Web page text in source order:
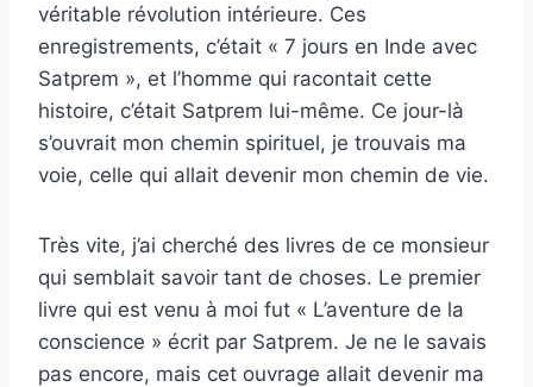
véritable révolution intérieure. Ces
enregistrements, c’était « 7 jours en Inde avec
Satprem », et l’homme qui racontait cette
histoire, c’était Satprem lui-même. Ce jour-là
s’ouvrait mon chemin spirituel, je trouvais ma
voie, celle qui allait devenir mon chemin de vie.
Très vite, j’ai cherché des livres de ce monsieur
qui semblait savoir tant de choses. Le premier
livre qui est venu à moi fut « L’aventure de la
conscience » écrit par Satprem. Je ne le savais
pas encore, mais cet ouvrage allait devenir ma